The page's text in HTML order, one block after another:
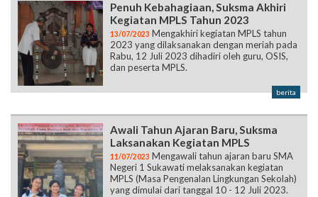
Penuh Kebahagiaan, Suksma Akhiri
Kegiatan MPLS Tahun 2023
13/07/2023 Mengakhiri kegiatan MPLS tahun
2023 yang dilaksanakan dengan meriah pada
Rabu, 12 Juli 2023 dihadiri oleh guru, OSIS,
dan peserta MPLS.
berita
Awali Tahun Ajaran Baru, Suksma
Laksanakan Kegiatan MPLS
11/07/2023 Mengawali tahun ajaran baru SMA
Negeri 1 Sukawati melaksanakan kegiatan
MPLS (Masa Pengenalan Lingkungan Sekolah)
yang dimulai dari tanggal 10 - 12 Juli 2023.